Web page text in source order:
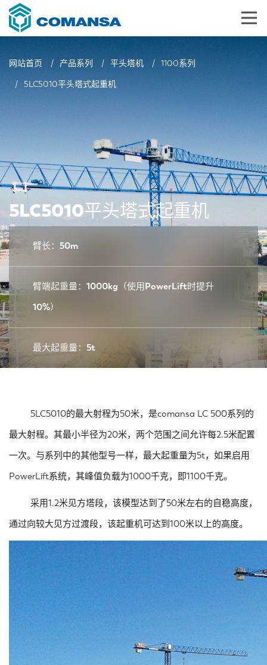
网站首页 产品系列 平头塔机 1100系列
5LC5010平头塔式起重机
5LC5010平头塔式起重机
臂长：50m
臂端起重量：1000kg（使用PowerLift时提升
10%）
最大起重量：5t
5LC5010的最大射程为50米，是comansa LC 500系列的
最大射程。其最小半径为20米，两个范围之间允许每2.5米配置
一次。与系列中的其他型号一样，最大起重量为5t，如果启用
PowerLift系统，其峰值负载为1000千克，即1100千克。
采用1.2米见方塔段，该模型达到了50米左右的自稳高度，
通过向较大见方过渡段，该起重机可达到100米以上的高度。